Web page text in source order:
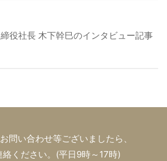
締役社長 木下幹巳のインタビュー記事
問い合わせ等ございましたら、
絡ください。(平日9時～17時)